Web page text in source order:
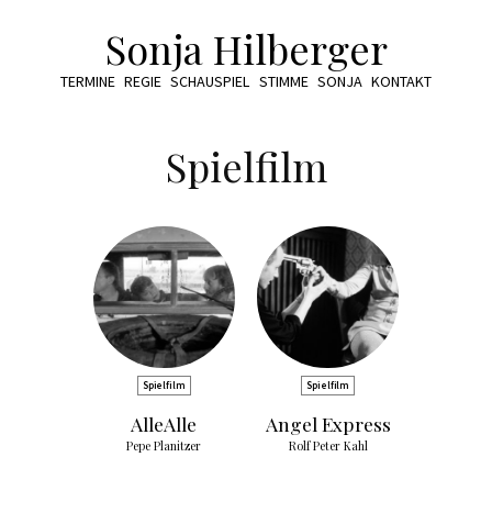
Sonja Hilberger
TERMINE REGIE SCHAUSPIEL STIMME SONJA KONTAKT
Spielfilm
Spielfilm
AlleAlle
Pepe Planitzer
Spielfilm
Angel Express
Rolf Peter Kahl